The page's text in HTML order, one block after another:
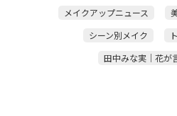
メイクアップニュース
シーン別メイク
田中みな実｜花が